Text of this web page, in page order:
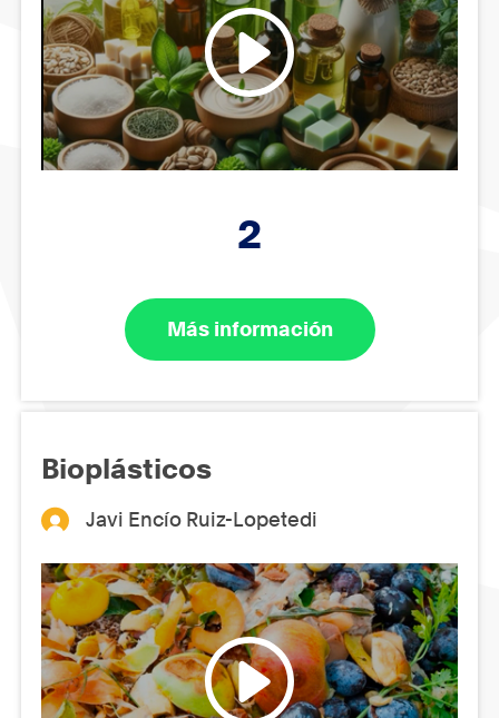
2
Más información
Bioplásticos
Javi Encío Ruiz-Lopetedi